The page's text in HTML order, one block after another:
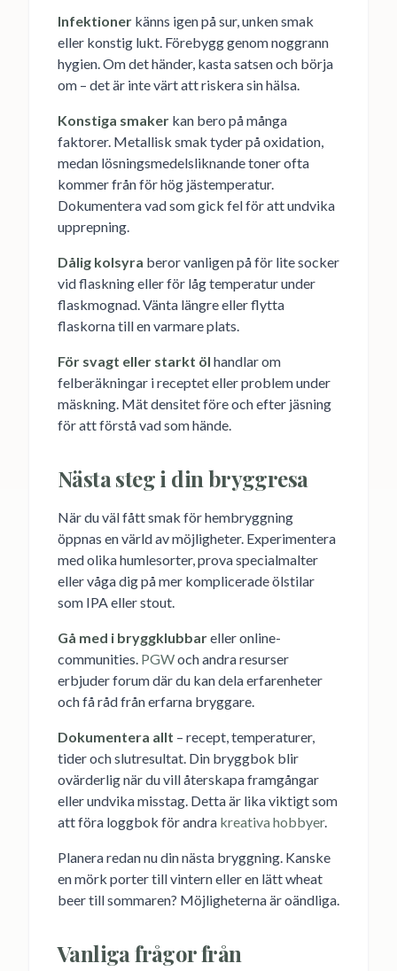
Infektioner känns igen på sur, unken smak
eller konstig lukt. Förebygg genom noggrann
hygien. Om det händer, kasta satsen och börja
om – det är inte värt att riskera sin hälsa.
Konstiga smaker kan bero på många
faktorer. Metallisk smak tyder på oxidation,
medan lösningsmedelsliknande toner ofta
kommer från för hög jästemperatur.
Dokumentera vad som gick fel för att undvika
upprepning.
Dålig kolsyra beror vanligen på för lite socker
vid flaskning eller för låg temperatur under
flaskmognad. Vänta längre eller flytta
flaskorna till en varmare plats.
För svagt eller starkt öl handlar om
felberäkningar i receptet eller problem under
mäskning. Mät densitet före och efter jäsning
för att förstå vad som hände.
Nästa steg i din bryggresa
När du väl fått smak för hembryggning
öppnas en värld av möjligheter. Experimentera
med olika humlesorter, prova specialmalter
eller våga dig på mer komplicerade ölstilar
som IPA eller stout.
Gå med i bryggklubbareller online-
communities. PGWoch andra resurser
erbjuder forum där du kan dela erfarenheter
och få råd från erfarna bryggare.
Dokumentera allt – recept, temperaturer,
tider och slutresultat. Din bryggbok blir
ovärderlig när du vill återskapa framgångar
eller undvika misstag. Detta är lika viktigt som
att föra loggbok för andra kreativa hobbyer.
Planera redan nu din nästa bryggning. Kanske
en mörk porter till vintern eller en lätt wheat
beer till sommaren? Möjligheterna är oändliga.
Vanliga frågor från